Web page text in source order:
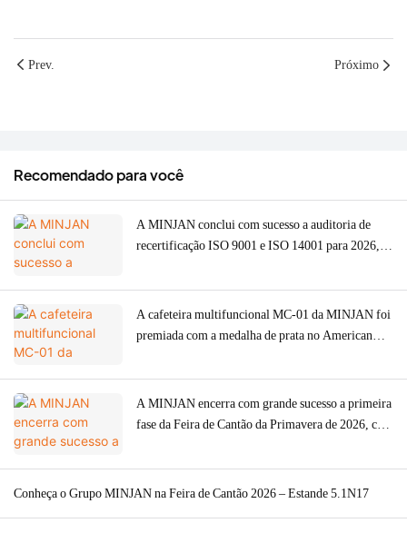
Prev. Próximo
Recomendado para você
A MINJAN conclui com sucesso a auditoria de
recertificação ISO 9001 e ISO 14001 para 2026,
moedores de carne, fornos e máquinas de café.
A cafeteira multifuncional MC-01 da MINJAN foi
premiada com a medalha de prata no American
A MINJAN encerra com grande sucesso a primeira
fase da Feira de Cantão da Primavera de 2026, com
Conheça o Grupo MINJAN na Feira de Cantão 2026 – Estande 5.1N17